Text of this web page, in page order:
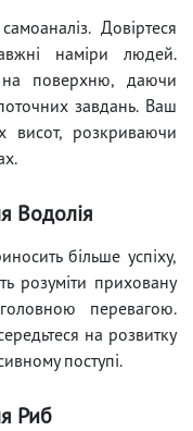
Довіртеся
наміри людей.
на поверхню, даючи
завдань. Ваш
висот, розкриваючи
Водолія
більше успіху,
розуміти приховану
перевагою.
на розвитку
поступі.
Риб